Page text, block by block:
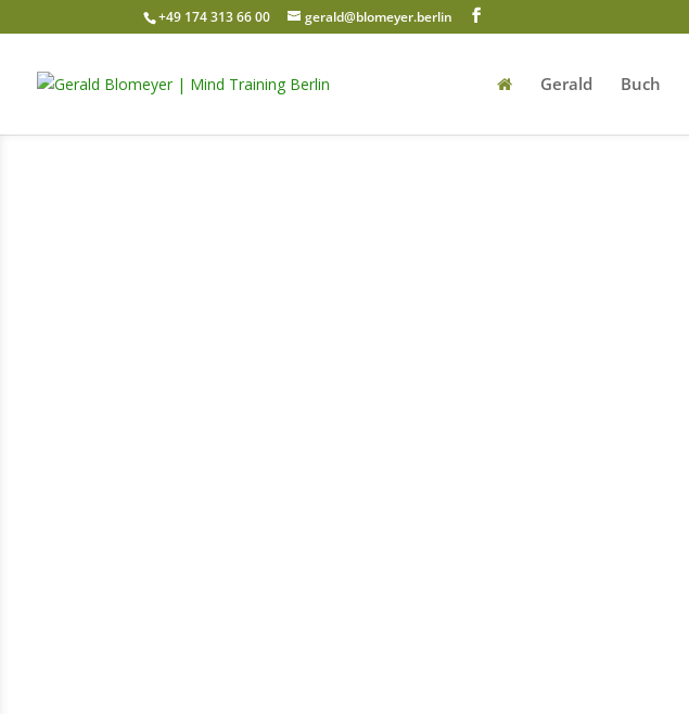
+49 174 313 66 00 gerald@blomeyer.berlin
Gerald Buch